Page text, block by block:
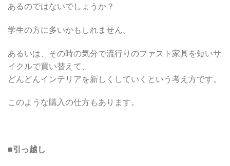
あるのではないでしょうか？
学生の方に多いかもしれません。
あるいは、その時の気分で流行りのファスト家具を短いサ
イクルで買い替えて、
どんどんインテリアを新しくしていくという考え方です。
このような購入の仕方もあります。
■引っ越し